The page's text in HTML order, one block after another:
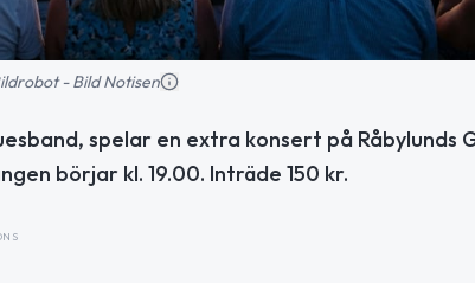
- Bild Notisen
spelar en extra konsert på Råbylunds
börjar kl. 19.00. Inträde 150 kr.